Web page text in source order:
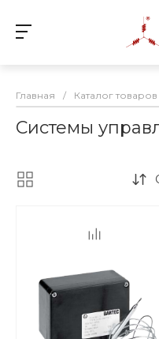
Главная / Каталог товаров
Системы